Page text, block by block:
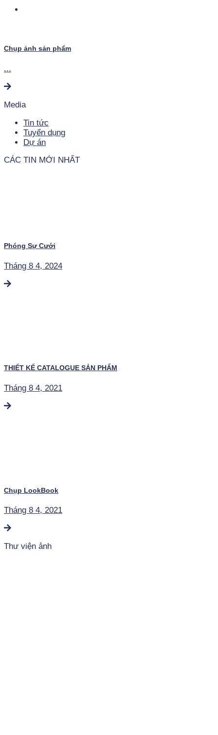
Chụp ảnh sản phẩm
...
Media
Tin tức
Tuyển dụng
Dự án
CÁC TIN MỚI NHẤT
Phóng Sự Cưới
Tháng 8 4, 2024
THIẾT KẾ CATALOGUE SẢN PHẨM
Tháng 8 4, 2021
Chụp LookBook
Tháng 8 4, 2021
Thư viện ảnh